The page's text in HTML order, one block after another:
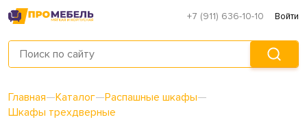
+7 (911) 636-10-10 Войти
Главная—Каталог—Распашные шкафы—
Шкафы трехдверные